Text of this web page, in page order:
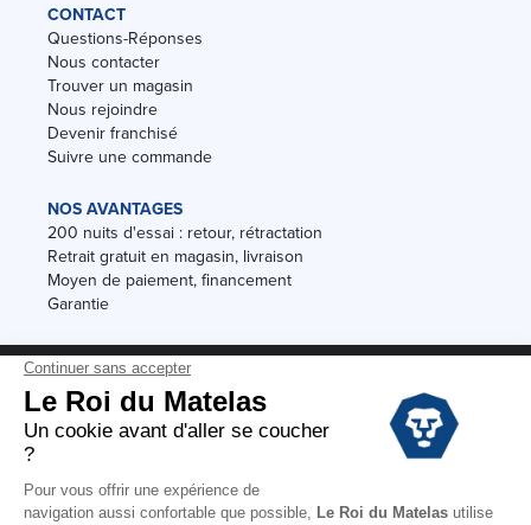
CONTACT
Questions-Réponses
Nous contacter
Trouver un magasin
Nous rejoindre
Devenir franchisé
Suivre une commande
NOS AVANTAGES
200 nuits d'essai : retour, rétractation
Retrait gratuit en magasin, livraison
Moyen de paiement, financement
Garantie
Conditions des offres
Black Friday
Destockage